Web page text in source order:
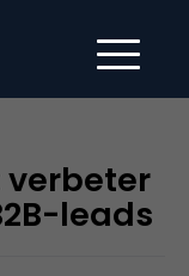
verbeter
leads